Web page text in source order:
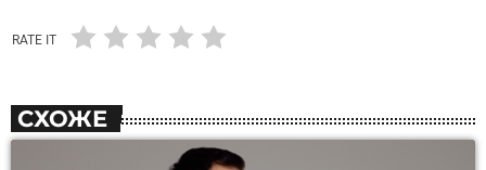
RATE IT
СХОЖЕ